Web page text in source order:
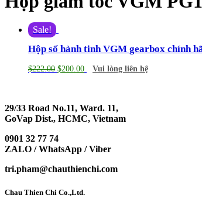
Sale!
Hộp số hành tinh VGM gearbox chính
$222.00 $200.00 Vui lòng liên hệ
29/33 Road No.11, Ward. 11,
GoVap Dist., HCMC, Vietnam
0901 32 77 74
ZALO / WhatsApp / Viber
tri.pham@chauthienchi.com
Chau Thien Chi Co.,Ltd.